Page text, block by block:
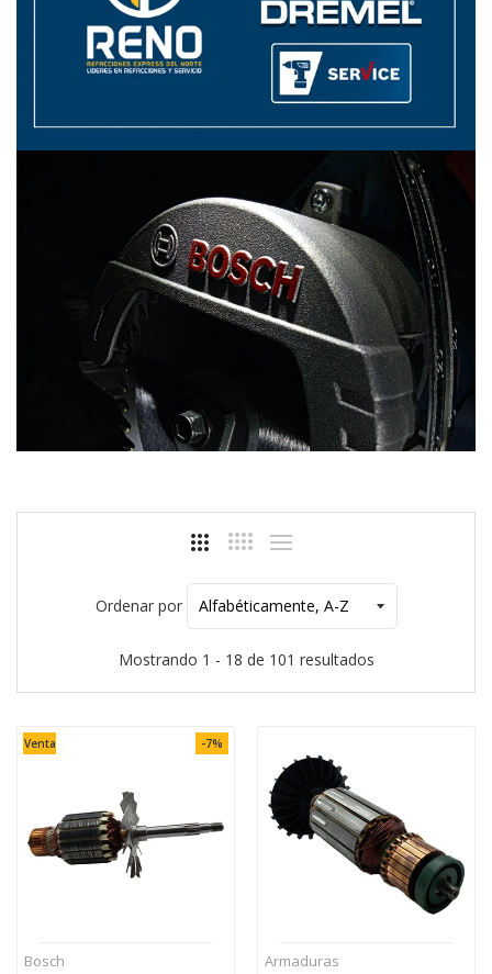
Ordenar por
Mostrando 1 - 18 de 101 resultados
Venta -7%
Bosch Armaduras